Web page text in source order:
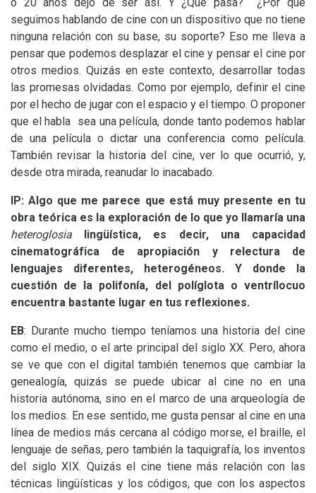
seguimos hablando de cine con un dispositivo que no tiene
ninguna relación con su base, su soporte? Eso me lleva a
pensar que podemos desplazar el cine y pensar el cine por
otros medios. Quizás en este contexto, desarrollar todas
las promesas olvidadas. Como por ejemplo, definir el cine
por el hecho de jugar con el espacio y el tiempo. O proponer
que el habla sea una película, donde tanto podemos hablar
de una película o dictar una conferencia como película.
También revisar la historia del cine, ver lo que ocurrió, y,
desde otra mirada, reanudar lo inacabado.
IP: Algo que me parece que está muy presente en tu
obra teórica es la exploración de lo que yo llamaría una
heteroglosia lingüística, es decir, una capacidad
cinematográfica de apropiación y relectura de
lenguajes diferentes, heterogéneos. Y donde la
cuestión de la polifonía, del políglota o ventrílocuo
encuentra bastante lugar en tus reflexiones.
EB: Durante mucho tiempo teníamos una historia del cine
como el medio, o el arte principal del siglo XX. Pero, ahora
se ve que con el digital también tenemos que cambiar la
genealogía, quizás se puede ubicar al cine no en una
historia autónoma, sino en el marco de una arqueología de
los medios. En ese sentido, me gusta pensar al cine en una
línea de medios más cercana al código morse, el braille, el
lenguaje de señas, pero también la taquigrafía, los inventos
del sigloXIX. Quizás el cine tiene más relación con las
técnicas lingüísticas y los códigos, que con los aspectos